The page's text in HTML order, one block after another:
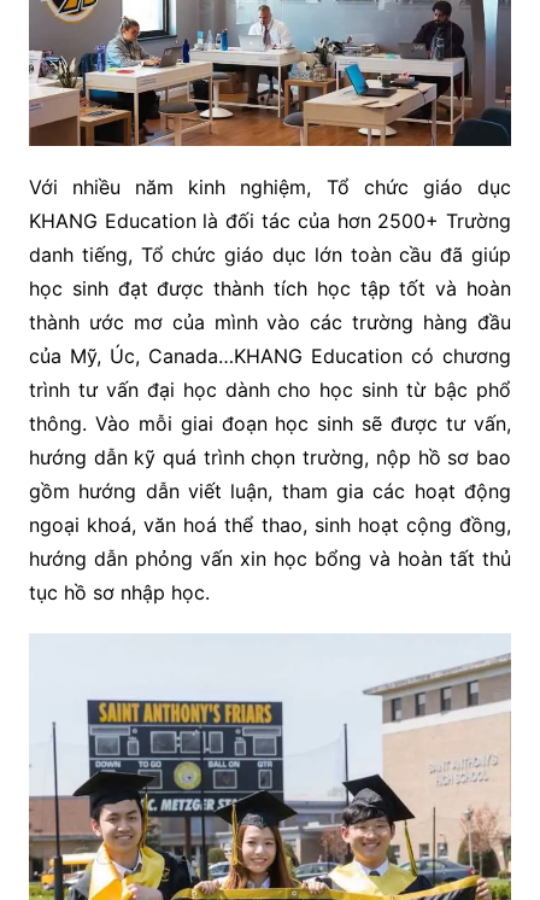
Với nhiều năm kinh nghiệm, Tổ chức giáo dục
KHANG Education là đối tác của hơn 2500+ Trường
danh tiếng, Tổ chức giáo dục lớn toàn cầu đã giúp
học sinh đạt được thành tích học tập tốt và hoàn
thành ước mơ của mình vào các trường hàng đầu
của Mỹ, Úc, Canada…KHANG Education có chương
trình tư vấn đại học dành cho học sinh từ bậc phổ
thông. Vào mỗi giai đoạn học sinh sẽ được tư vấn,
hướng dẫn kỹ quá trình chọn trường, nộp hồ sơ bao
gồm hướng dẫn viết luận, tham gia các hoạt động
ngoại khoá, văn hoá thể thao, sinh hoạt cộng đồng,
hướng dẫn phỏng vấn xin học bổng và hoàn tất thủ
tục hồ sơ nhập học.